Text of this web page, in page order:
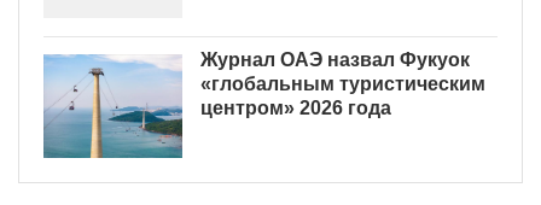
Журнал ОАЭ назвал Фукуок
«глобальным туристическим
центром» 2026 года